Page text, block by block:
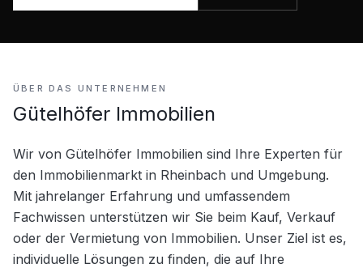
ÜBER DAS UNTERNEHMEN
Gütelhöfer Immobilien
Wir von Gütelhöfer Immobilien sind Ihre Experten für
den Immobilienmarkt in Rheinbach und Umgebung.
Mit jahrelanger Erfahrung und umfassendem
Fachwissen unterstützen wir Sie beim Kauf, Verkauf
oder der Vermietung von Immobilien. Unser Ziel ist es,
individuelle Lösungen zu finden, die auf Ihre